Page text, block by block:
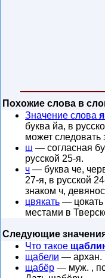
Похожие слова в
Значение слова я
буква йа, в
может следовать
ш — согласная
русской 25-я.
ч — буква че,
27-я, в русской
знаком ч,
цвякать — цокать
местами в
Следующие
Что такое
щабели — архан.
щабёр — муж. ,